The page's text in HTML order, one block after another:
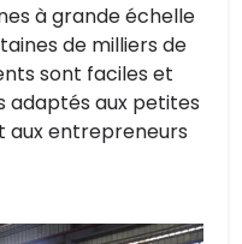
à grande échelle
de milliers de
sont faciles et
adaptés aux petites
aux entrepreneurs